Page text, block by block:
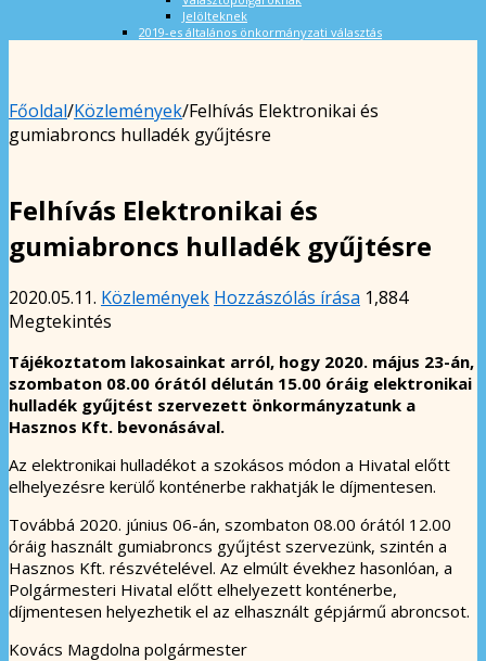
Jelölteknek
2019-es általános önkormányzati választás
Főoldal/Közlemények/Felhívás Elektronikai és
gumiabroncs hulladék gyűjtésre
Felhívás Elektronikai és
gumiabroncs hulladék gyűjtésre
2020.05.11. Közlemények Hozzászólás írása 1,884
Megtekintés
Tájékoztatom lakosainkat arról, hogy 2020. május 23-án,
szombaton 08.00 órától délután 15.00 óráig elektronikai
hulladék gyűjtést szervezett önkormányzatunk a
Hasznos Kft. bevonásával.
Az elektronikai hulladékot a szokásos módon a Hivatal előtt
elhelyezésre kerülő konténerbe rakhatják le díjmentesen.
Továbbá 2020. június 06-án, szombaton 08.00 órától 12.00
óráig használt gumiabroncs gyűjtést szervezünk, szintén a
Hasznos Kft. részvételével. Az elmúlt évekhez hasonlóan, a
Polgármesteri Hivatal előtt elhelyezett konténerbe,
díjmentesen helyezhetik el az elhasznált gépjármű abroncsot.
Kovács Magdolna polgármester